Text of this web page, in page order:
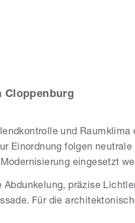
Cloppenburg
und Raumklima
Einordnung folgen
eingesetzt
präzise
Für die